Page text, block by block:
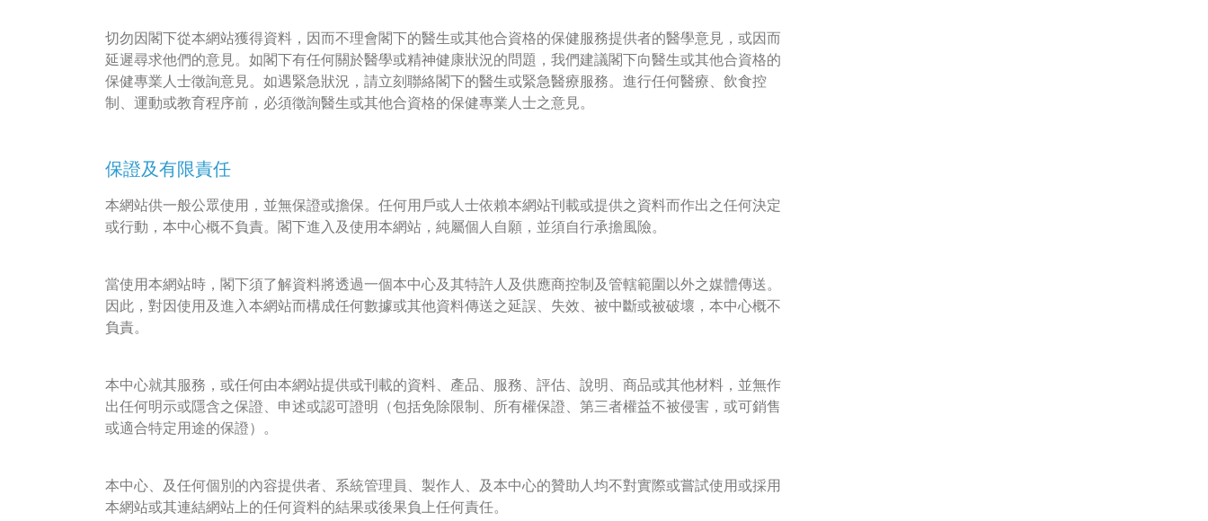
切勿因閣下從本網站獲得資料，因而不理會閣下的醫生或其他合資格的保健服務提供者的醫學意見，或因而
延遲尋求他們的意見。如閣下有任何關於醫學或精神健康狀況的問題，我們建議閣下向醫生或其他合資格的
保健專業人士徵詢意見。如遇緊急狀況，請立刻聯絡閣下的醫生或緊急醫療服務。進行任何醫療、飲食控
制、運動或教育程序前，必須徵詢醫生或其他合資格的保健專業人士之意見。
保證及有限責任
本網站供一般公眾使用，並無保證或擔保。任何用戶或人士依賴本網站刊載或提供之資料而作出之任何決定
或行動，本中心概不負責。閣下進入及使用本網站，純屬個人自願，並須自行承擔風險。
當使用本網站時，閣下須了解資料將透過一個本中心及其特許人及供應商控制及管轄範圍以外之媒體傳送。
因此，對因使用及進入本網站而構成任何數據或其他資料傳送之延誤、失效、被中斷或被破壞，本中心概不
負責。
本中心就其服務，或任何由本網站提供或刊載的資料、產品、服務、評估、說明、商品或其他材料，並無作
出任何明示或隱含之保證、申述或認可證明（包括免除限制、所有權保證、第三者權益不被侵害，或可銷售
或適合特定用途的保證）。
本中心、及任何個別的內容提供者、系統管理員、製作人、及本中心的贊助人均不對實際或嘗試使用或採用
本網站或其連結網站上的任何資料的結果或後果負上任何責任。